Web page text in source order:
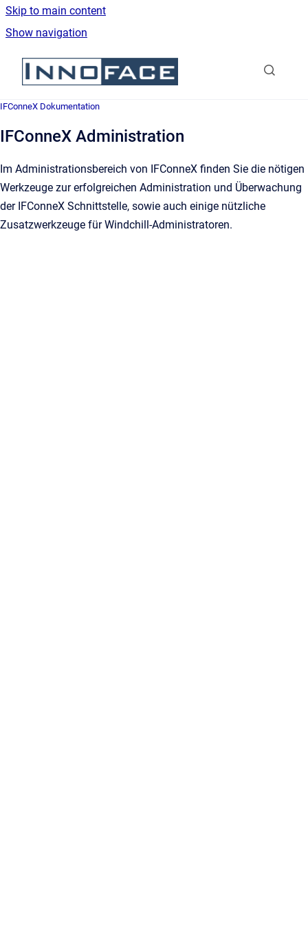
Skip to main content
Show navigation
Go to homepage
IFConneX Dokumentation
IFConneX Administration
Im Administrationsbereich von IFConneX finden Sie die nötigen
Werkzeuge zur erfolgreichen Administration und Überwachung
der IFConneX Schnittstelle, sowie auch einige nützliche
Zusatzwerkzeuge für Windchill-Administratoren.